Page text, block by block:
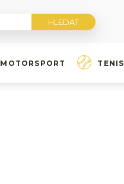
MOTORSPORT TENIS